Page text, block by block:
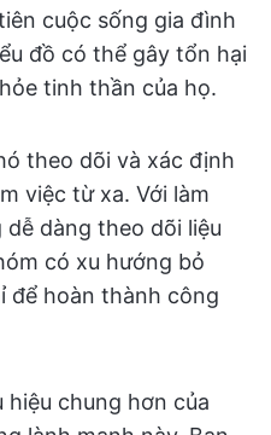
cuộc sống gia đình
đồ có thể gây tổn hại
tinh thần của họ.
theo dõi và xác định
việc từ xa. Với làm
dàng theo dõi liệu
có xu hướng bỏ
để hoàn thành công
hiệu chung hơn của